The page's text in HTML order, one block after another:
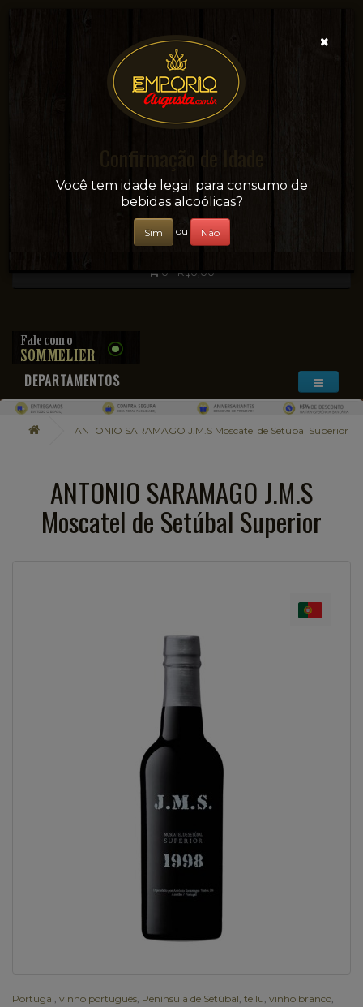
Sua conveniência e adega on-line!
0 - R$0,00
DEPARTAMENTOS
ANTONIO SARAMAGO J.M.S Moscatel de Setúbal Superior
ANTONIO SARAMAGO J.M.S
Moscatel de Setúbal Superior
Portugal vinho português Península de Setúbal tellu vinho branco
×
Confirmação de Idade
Você tem idade legal para consumo de
bebidas alcoólicas?
Sim ou Não